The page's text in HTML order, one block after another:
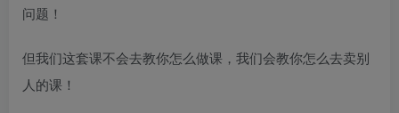
问题！
但我们这套课不会去教你怎么做课，我们会教你怎么去卖别
人的课！